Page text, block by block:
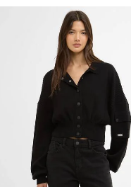
Cardigan Gigi